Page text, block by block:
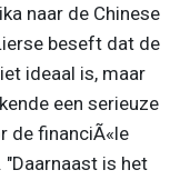
naar de Chinese
beseft dat de
ideaal is, maar
een serieuze
de financiÃ«le
is het